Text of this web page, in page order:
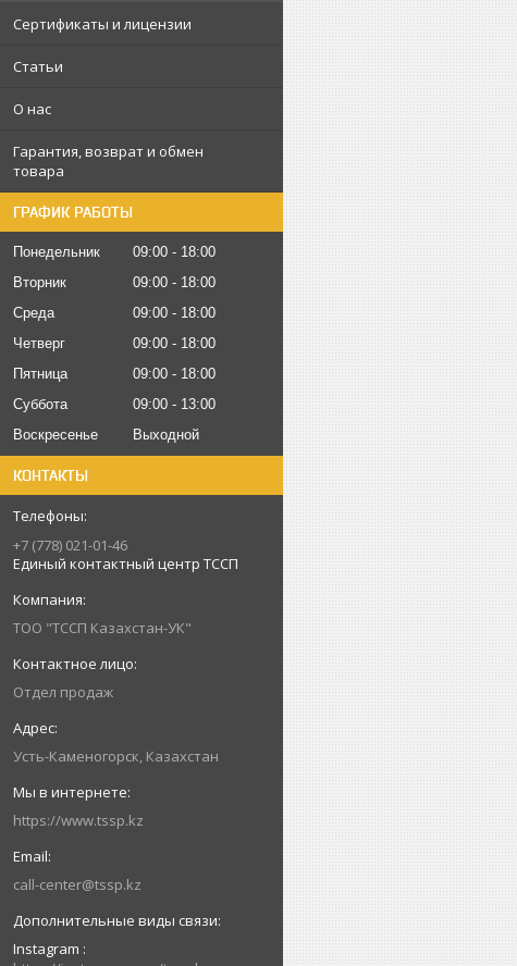
Сертификаты и лицензии
Статьи
О нас
Гарантия, возврат и обмен
товара
ГРАФИК РАБОТЫ
Понедельник 09:00
18:00
Вторник
09:00
18:00
Среда
09:00
18:00
Четверг
09:00
18:00
Пятница
09:00
18:00
Суббота
09:00
13:00
Воскресенье
Выходной
КОНТАКТЫ
+7 (778) 021-01-46
Единый контактный центр ТССП
ТОО "ТССП Казахстан-УК"
Отдел продаж
Усть-Каменогорск, Казахстан
https://www.tssp.kz
call-center@tssp.kz
Instagram